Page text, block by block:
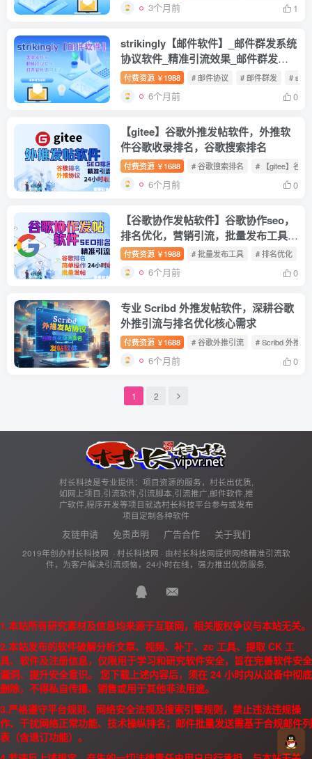
3个月前 1
strikingly【邮件软件】_邮件群发系统
协议软件_精准引流效果_邮件群发软
件邮件协议
付费资源 ￥ 1988 # 邮件协议 # 邮件群发 #
6个月前 0
【gitee】谷歌外推发帖软件，外推软
件谷歌收录排名，谷歌搜索排名
付费资源 ￥ 1688 # 谷歌搜索排名 # 【gitee】谷歌
6个月前 0
【谷歌协作发帖软件】谷歌协作seo，
排名优化，营销引流，批量发布工具，
搜索引擎排名优化
付费资源 ￥ 1988 # 批量发布工具 # 排名优化
6个月前 0
专业 Scribd 外推发帖软件，深耕谷歌
外推引流与排名优化核心需求
付费资源 ￥ 1688 # 谷歌外推引流 # Scribd 外推
6个月前 0
1 2
村长科技是专业提供：项目资源的服务，村长出优质,
如网上项目,引流软件,引流脚本,引流推广,邮件软件,推
广软件,程序开发等项目就选村长科技平台参与或发布
项目定制各种软件
友链申请 免责声明 广告合作 关于我们
2019年创办村长科技网 · 村长科技网 · 由村长科技网提供网络精准引流软
件，为客户解决引流烦恼，24小时在线，强力推出优质服务.
1.本站所有研究素材及信息均来源于互联网，相关版权争议与本站无关。
2.本站发布的软件破解分析文章、视频、补丁、zc 工具、提取 CK 工
具、软件及注册信息，仅限用于学习和研究软件安全，旨在完善软件安全
漏洞、提升安全意识。 您下载上述内容后，须在 24 小时内从设备中彻底
删除，不得私自传播、销售或用于其他非法用途。
3.严格遵守平台规则、网络安全法规及搜索引擎规则，禁止违法违规操
作、干扰网络正常功能、技术操纵排名；邮件批量发送需基于合规邮件列
表（含退订功能）。